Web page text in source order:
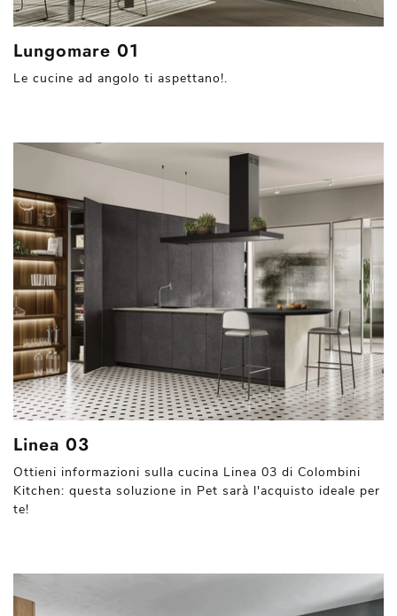
Lungomare 01
Le cucine ad angolo ti aspettano!.
Linea 03
Ottieni informazioni sulla cucina Linea 03 di Colombini
Kitchen: questa soluzione in Pet sarà l'acquisto ideale per
te!